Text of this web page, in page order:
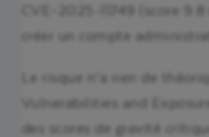
CVE-2025-11749 (score
créer un compte
Le risque n’a rien de
Vulnerabilities and
des scores de gravité